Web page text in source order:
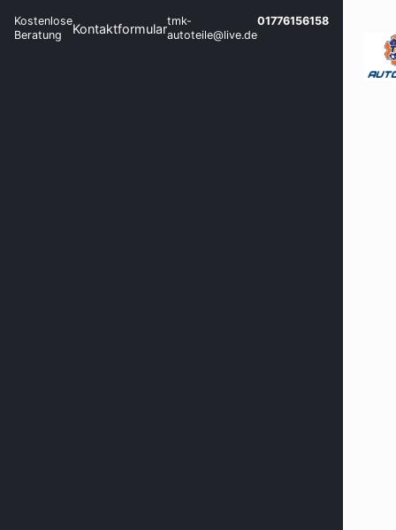
Kostenlose
Beratung
Kontaktformulartmk-
autoteile@live.de
01776156158